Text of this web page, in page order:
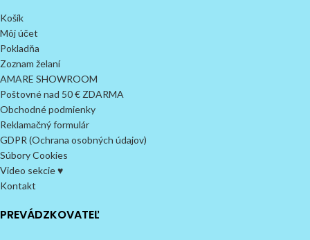
Košík
Môj účet
Pokladňa
Zoznam želaní
AMARE SHOWROOM
Poštovné nad 50 € ZDARMA
Obchodné podmienky
Reklamačný formulár
GDPR (Ochrana osobných údajov)
Súbory Cookies
Video sekcie ♥
Kontakt
PREVÁDZKOVATEĽ